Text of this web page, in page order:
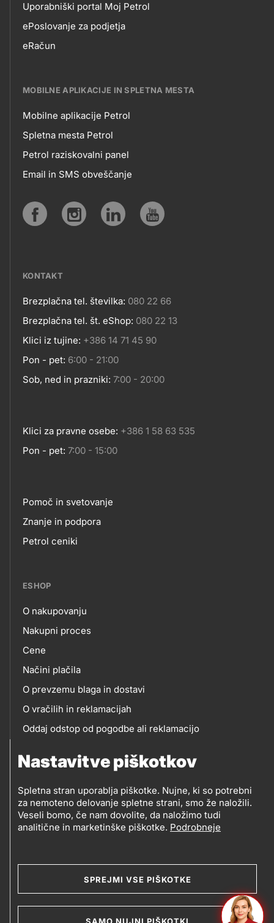
Nastavitve piškotkov
Spletna stran uporablja piškotke. Nujne, ki so potrebni
za nemoteno delovanje spletne strani, smo že naložili.
Veseli bomo, če nam dovolite, da naložimo tudi
analitične in marketinške piškotke. Podrobneje
SPREJMI VSE PIŠKOTKE
SAMO NUJNI PIŠKOTKI
EPOSLOVANJE
Uporabniški portal Moj Petrol
ePoslovanje za podjetja
eRačun
MOBILNE APLIKACIJE IN SPLETNA MESTA
MOBILNE
APLIKACIJE
SPLETNA
Mobilne aplikacije Petrol
Spletna mesta Petrol
Petrol raziskovalni panel
Email in SMS obveščanje
KONTAKT
Kontakt
Brezplačna tel. številka: 080 22 66
Brezplačna tel. št. eShop: 080 22 13
Klici iz tujine: +386 14 71 45 90
Pon - pet: 6:00 - 21:00
Sob, ned in prazniki: 7:00 - 20:00
Klici za pravne osebe: +386 1 58 63 535
Pon - pet: 7:00 - 15:00
Footer
links
Pomoč in svetovanje
Znanje in podpora
Petrol ceniki
ESHOP
eshop
O nakupovanju
Nakupni proces
Cene
Načini plačila
O prevzemu blaga in dostavi
O vračilih in reklamacijah
Oddaj odstop od pogodbe ali reklamacijo
(OEEO)
and
Varstvo zasebnosti in osebnih podatkov
Splošni pogoji poslovanja
Piškotki